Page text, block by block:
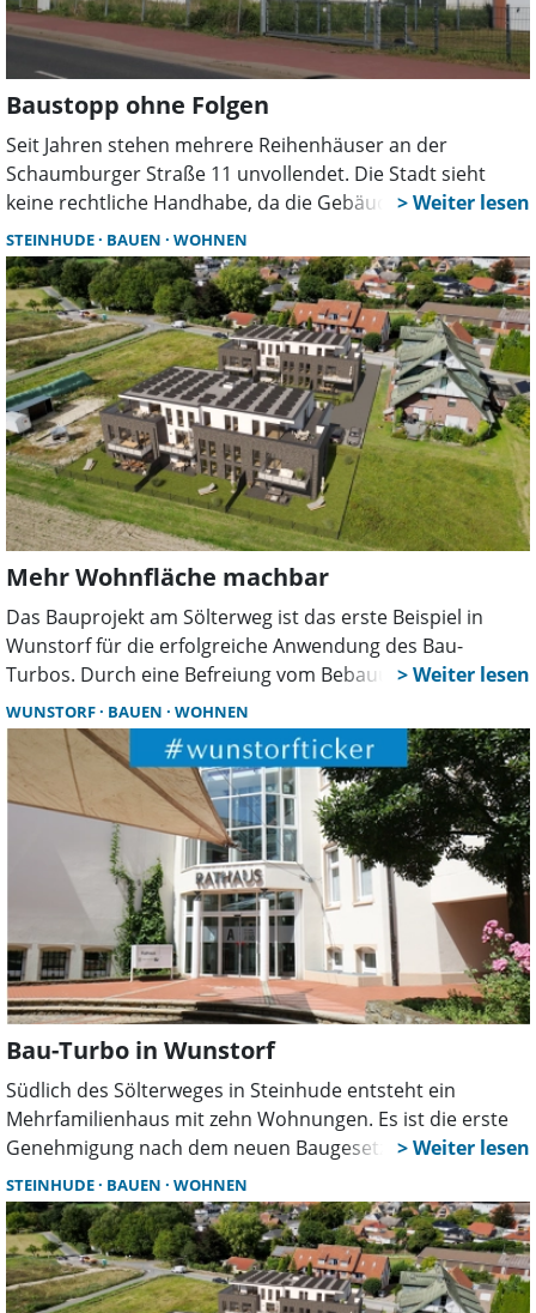
Baustopp ohne Folgen
Seit Jahren stehen mehrere Reihenhäuser an der
Schaumburger Straße 11 unvollendet. Die Stadt sieht
keine rechtliche Handhabe, da die Gebäude
verkehrssicher sind und die Baugenehmigung weiter gilt.
In Bokeloh wächst dennoch der Unmut über das
veränderte Dorfbild.
STEINHUDE BAUEN WOHNEN
Mehr Wohnfläche machbar
Das Bauprojekt am Sölterweg ist das erste Beispiel in
Wunstorf für die erfolgreiche Anwendung des Bau-
Turbos. Durch eine Befreiung vom Bebauungsplan
entstehen 20 neue Wohnungen und rund 1.000
Quadratmeter zusätzlicher Wohnraum.
WUNSTORF BAUEN WOHNEN
Bau-Turbo in Wunstorf
Südlich des Sölterweges in Steinhude entsteht ein
Mehrfamilienhaus mit zehn Wohnungen. Es ist die erste
Genehmigung nach dem neuen Baugesetzbuch. Die Stadt
setzt auf Einzelfallprüfungen, während der Runde Tisch
Wohnen Leitlinien für den Bau-Turbo berät.
STEINHUDE BAUEN WOHNEN